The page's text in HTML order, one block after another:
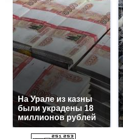
На Урале из казны
были украдены 18
миллионов рублей